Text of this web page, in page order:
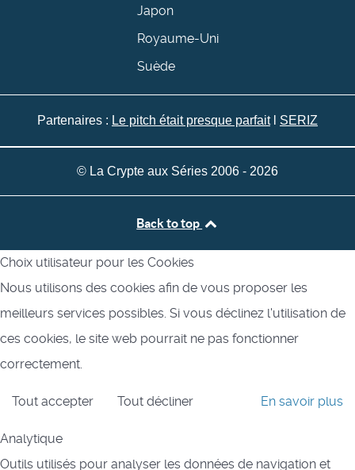
Japon
Royaume-Uni
Suède
Partenaires : Le pitch était presque parfaitl SERIZ
© La Crypte aux Séries 2006 - 2026
Back to top
Choix utilisateur pour les Cookies
Nous utilisons des cookies afin de vous proposer les
meilleurs services possibles. Si vous déclinez l'utilisation de
ces cookies, le site web pourrait ne pas fonctionner
correctement.
Tout accepter Tout décliner En savoir plus
Analytique
Outils utilisés pour analyser les données de navigation et